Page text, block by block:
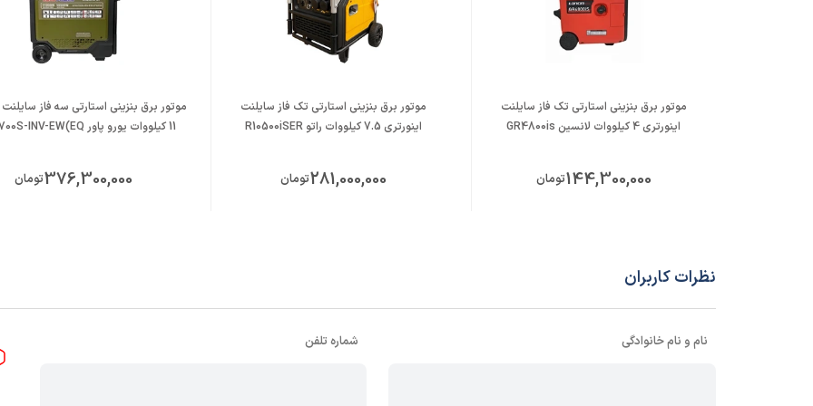
موتور برق بنزینی استارتی تک فاز سایلنت
اینورتری 4 کیلووات لانسین GR4800is
144,300,000تومان
موتور برق بنزینی استارتی تک فاز سایلنت
اینورتری 7.5 کیلووات راتو R10500iSER
281,000,000تومان
موتور برق بنزینی استارتی سه فاز سایلنت
11 کیلووات یورو پاور EP10700S-INV-EW(EQ)
376,300,000تومان
نظرات کاربران
نام و نام خانوادگی شماره تلفن